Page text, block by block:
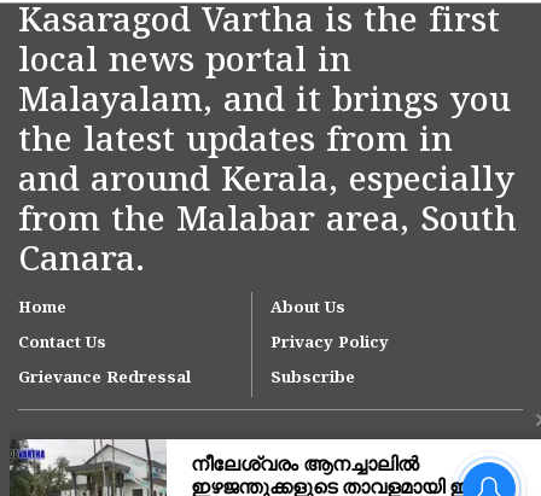
Kasaragod Vartha is the first
local news portal in
Malayalam, and it brings you
the latest updates from in
and around Kerala, especially
from the Malabar area, South
Canara.
Home
About Us
Contact Us
Privacy Policy
Grievance Redressal
Subscribe
ഓണക്കാലത്ത് 1,65,000